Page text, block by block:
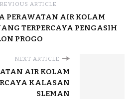
ARTICLE
PERAWATAN AIR KOLAM
TERPERCAYA PENGASIH
PROGO
NEXT ARTICLE
AIR KOLAM
KALASAN
SLEMAN